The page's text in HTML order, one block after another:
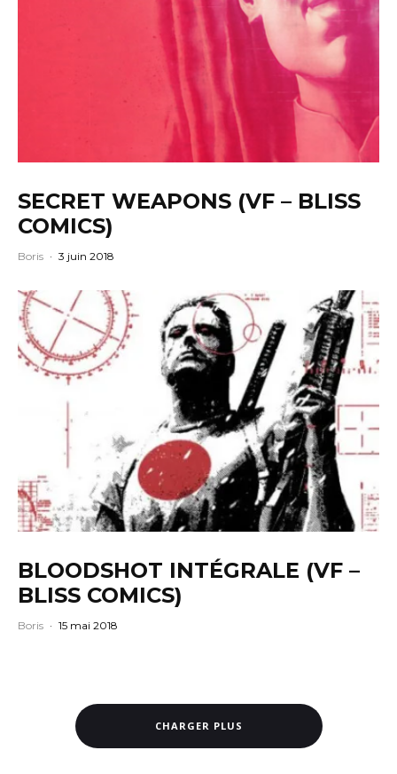
SECRET WEAPONS (VF – BLISS
COMICS)
Boris · 3 juin 2018
BLOODSHOT INTÉGRALE (VF –
BLISS COMICS)
Boris · 15 mai 2018
CHARGER PLUS